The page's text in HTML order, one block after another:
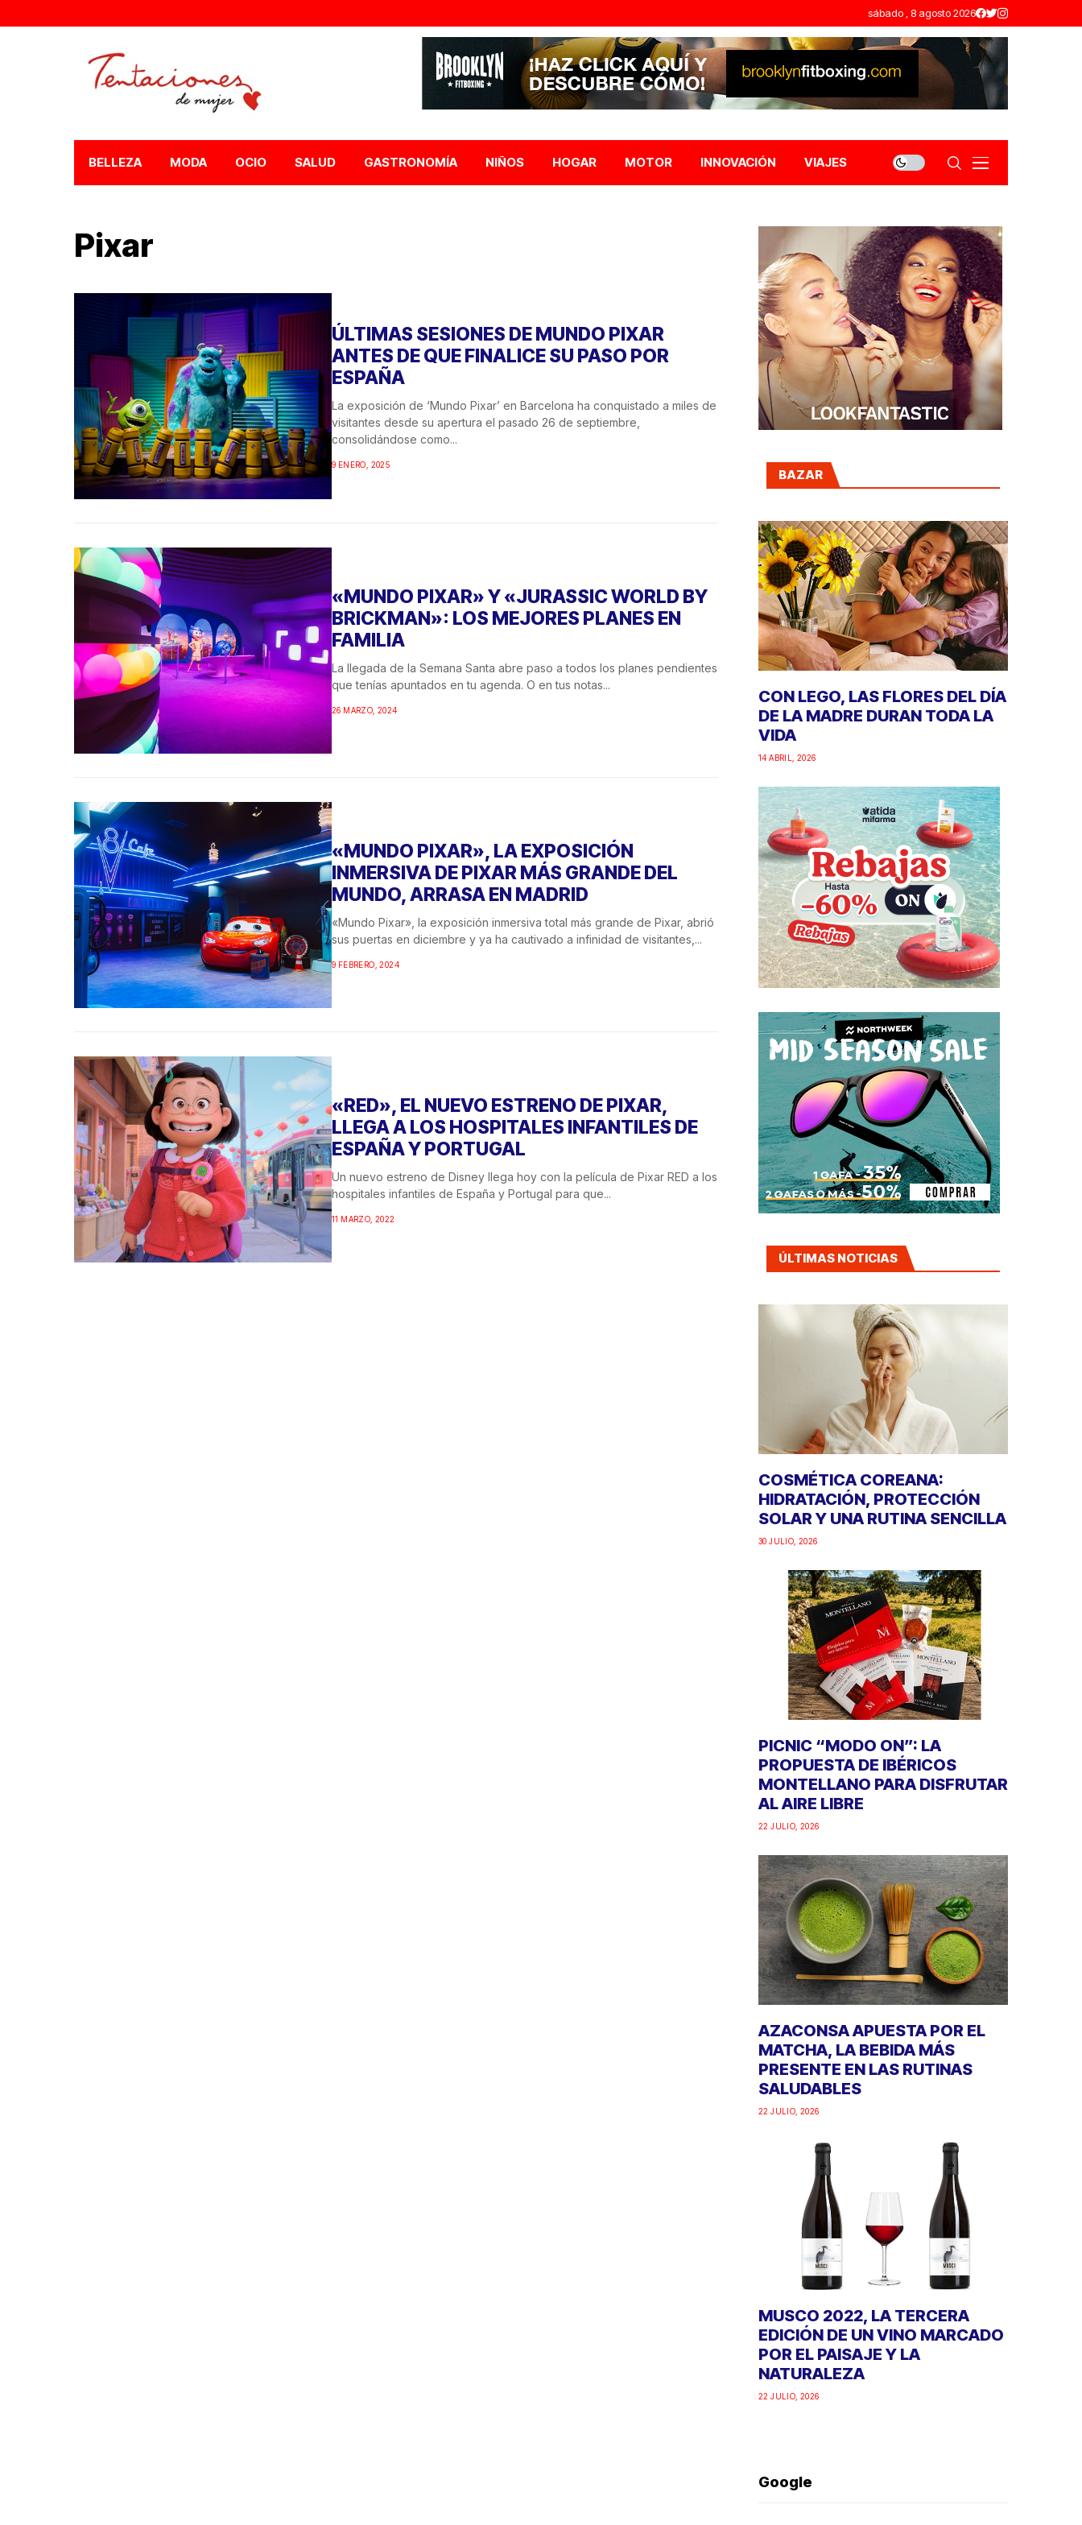
sábado , 8 agosto 2026
BELLEZA MODA OCIO SALUD GASTRONOMÍA NIÑOS HOGAR MOTOR INNOVACIÓN VIAJES
Pixar
ÚLTIMAS SESIONES DE MUNDO PIXAR
ANTES DE QUE FINALICE SU PASO POR
ESPAÑA
La exposición de ‘Mundo Pixar’ en Barcelona ha conquistado a miles de
visitantes desde su apertura el pasado 26 de septiembre,
consolidándose como...
9 ENERO, 2025
«MUNDO PIXAR» Y «JURASSIC WORLD BY
BRICKMAN»: LOS MEJORES PLANES EN
FAMILIA
La llegada de la Semana Santa abre paso a todos los planes pendientes
que tenías apuntados en tu agenda. O en tus notas...
26 MARZO, 2024
«MUNDO PIXAR», LA EXPOSICIÓN
INMERSIVA DE PIXAR MÁS GRANDE DEL
MUNDO, ARRASA EN MADRID
«Mundo Pixar», la exposición inmersiva total más grande de Pixar, abrió
sus puertas en diciembre y ya ha cautivado a infinidad de visitantes,...
9 FEBRERO, 2024
«RED», EL NUEVO ESTRENO DE PIXAR,
LLEGA A LOS HOSPITALES INFANTILES DE
ESPAÑA Y PORTUGAL
Un nuevo estreno de Disney llega hoy con la película de Pixar RED a los
hospitales infantiles de España y Portugal para que...
11 MARZO, 2022
BAZAR
CON LEGO, LAS FLORES DEL DÍA
DE LA MADRE DURAN TODA LA
VIDA
14 ABRIL, 2026
ÚLTIMAS NOTICIAS
COSMÉTICA COREANA:
HIDRATACIÓN, PROTECCIÓN
SOLAR Y UNA RUTINA SENCILLA
30 JULIO, 2026
PICNIC “MODO ON”: LA
PROPUESTA DE IBÉRICOS
MONTELLANO PARA DISFRUTAR
AL AIRE LIBRE
22 JULIO, 2026
AZACONSA APUESTA POR EL
MATCHA, LA BEBIDA MÁS
PRESENTE EN LAS RUTINAS
SALUDABLES
22 JULIO, 2026
MUSCO 2022, LA TERCERA
EDICIÓN DE UN VINO MARCADO
POR EL PAISAJE Y LA
NATURALEZA
22 JULIO, 2026
Google